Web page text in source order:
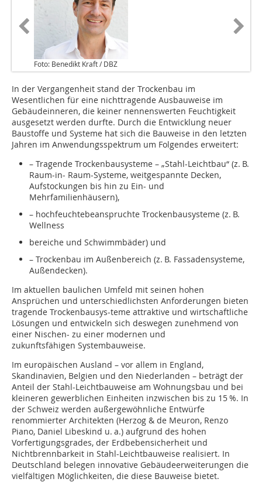
Foto: Benedikt Kraft / DBZ
In der Vergangenheit stand der Trockenbau im
Wesentlichen für eine nichttragende Ausbauweise im
Gebäudeinneren, die keiner nennenswerten Feuchtigkeit
ausgesetzt werden durfte. Durch die Entwicklung neuer
Baustoffe und Systeme hat sich die Bauweise in den letzten
Jahren im Anwendungsspektrum um Folgendes erweitert:
– Tragende Trockenbausysteme – „Stahl-Leichtbau“ (z. B.
Raum-in- Raum-Systeme, weitgespannte Decken,
Aufstockungen bis hin zu Ein- und
Mehrfamilienhäusern),
– hochfeuchtebeanspruchte Trockenbausysteme (z. B.
Wellness­
bereiche und Schwimmbäder) und
– Trockenbau im Außenbereich (z. B. Fassadensysteme,
Außendecken).
Im aktuellen baulichen Umfeld mit seinen hohen
Ansprüchen und unterschiedlichsten Anforderungen bieten
tragende Trockenbausys-teme attraktive und wirtschaftliche
Lösungen und entwickeln sich deswegen zunehmend von
einer Nischen- zu einer modernen und
zukunftsfähigen Systembauweise.
Im europäischen Ausland – vor allem in England,
Skandinavien, Belgien und den Niederlanden – beträgt der
Anteil der Stahl-Leichtbauweise am Wohnungsbau und bei
kleineren gewerblichen Einheiten inzwischen bis zu 15 %. In
der Schweiz werden außergewöhnliche Entwürfe
renommierter Architekten (Herzog & de Meuron, Renzo
Piano, Daniel Libeskind u. a.) aufgrund des hohen
Vorfertigungsgrades, der Erdbebensicherheit und
Nichtbrennbarkeit in Stahl-Leichtbauweise realisiert. In
Deutschland belegen innovative Gebäudeerweiterungen die
vielfältigen Möglichkeiten, die diese Bauweise bietet.